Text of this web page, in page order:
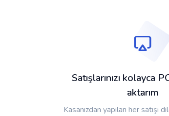
Satışlarınızı kolayca
aktarım
Kasanızdan yapılan her satışı